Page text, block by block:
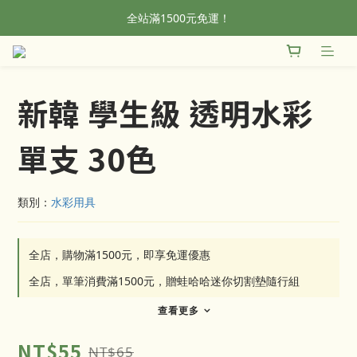
全站滿1500元免運！
全站滿1500元免運！
加入會員，首單輸入折扣碼NEWFROG，滿800現折50
新韓 學生級 透明水彩
單支 30色
類別： 水彩用具
全店，購物滿1500元，即享免運優惠
全店，單筆消費滿1500元，贈蛙哈哈迷你切割墊隨行組
查看更多
NT$55 NT$65